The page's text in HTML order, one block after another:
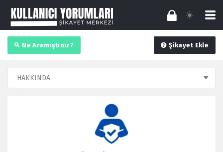
Ne Aramıştınız? Şikayet Ekle